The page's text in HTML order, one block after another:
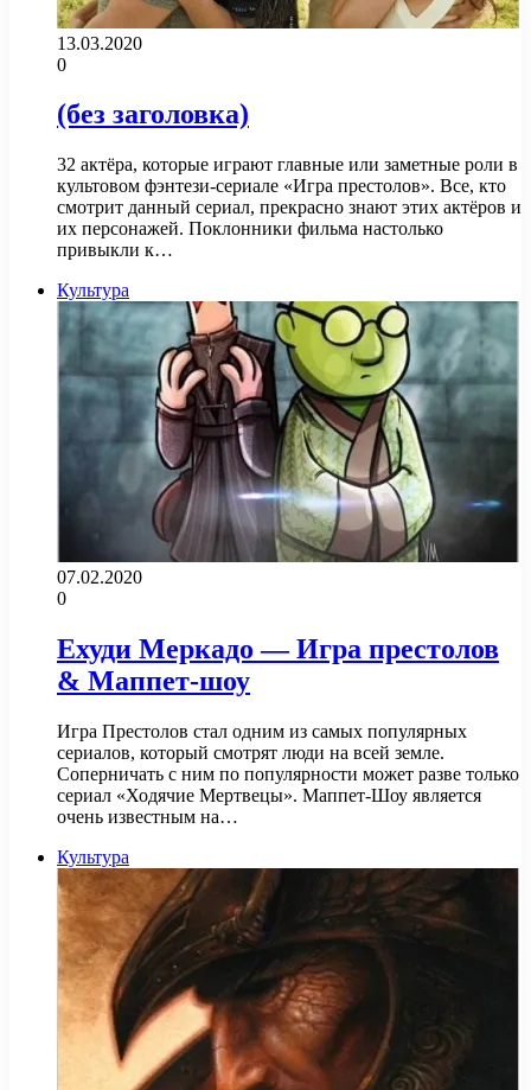
13.03.2020
0
(без заголовка)
32 актёра, которые играют главные или заметные роли в
культовом фэнтези-сериале «Игра престолов». Все, кто
смотрит данный сериал, прекрасно знают этих актёров и
их персонажей. Поклонники фильма настолько
привыкли к…
Культура
07.02.2020
0
Ехуди Меркадо — Игра престолов
& Маппет-шоу
Игра Престолов стал одним из самых популярных
сериалов, который смотрят люди на всей земле.
Соперничать с ним по популярности может разве только
сериал «Ходячие Мертвецы». Маппет-Шоу является
очень известным на…
Культура